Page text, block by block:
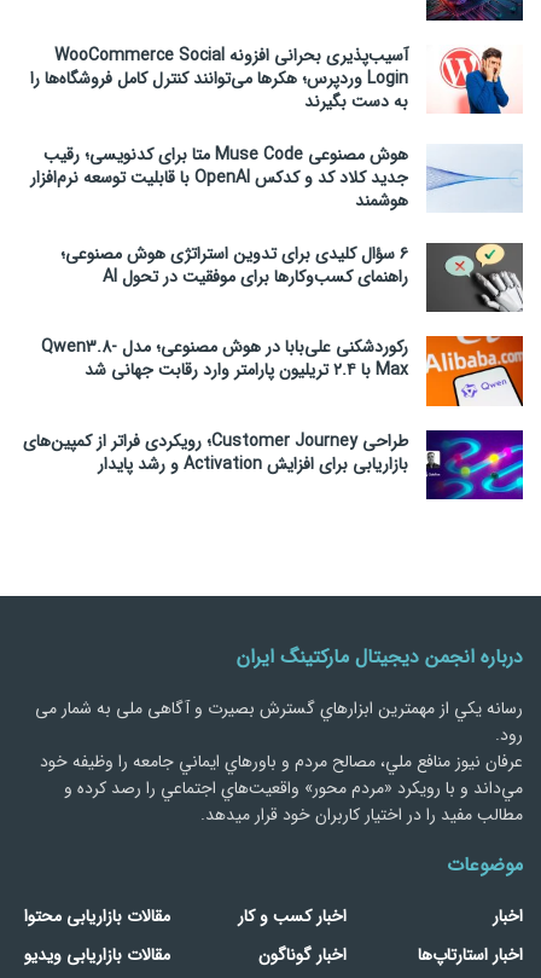
آسیب‌پذیری بحرانی افزونه WooCommerce Social
Login وردپرس؛ هکرها می‌توانند کنترل کامل فروشگاه‌ها را
به دست بگیرند
هوش مصنوعی Muse Code متا برای کدنویسی؛ رقیب
جدید کلاد کد و کدکس OpenAI با قابلیت توسعه نرم‌افزار
هوشمند
۶ سؤال کلیدی برای تدوین استراتژی هوش مصنوعی؛
راهنمای کسب‌وکارها برای موفقیت در تحول AI
رکوردشکنی علی‌بابا در هوش مصنوعی؛ مدل Qwen3.8-
Max با ۲.۴ تریلیون پارامتر وارد رقابت جهانی شد
طراحی Customer Journey؛ رویکردی فراتر از کمپین‌های
بازاریابی برای افزایش Activation و رشد پایدار
درباره انجمن دیجیتال مارکتینگ ایران
رسانه يكي از مهمترین ابزارهاي گسترش بصیرت و آگاهی ملی به شمار می
رود.
عرفان نیوز منافع ملي، مصالح مردم و باورهاي ايماني جامعه را وظيفه خود
مي‌داند و با رويكرد «مردم‌ محور» واقعيت‌هاي اجتماعي را رصد کرده و
مطالب مفید را در اختیار کاربران خود قرار میدهد.
موضوعات
اخبار
اخبار استارتاپ‌ها
اخبار کسب و کار
اخبار گوناگون
مقالات بازاریابی محتوا
مقالات بازاریابی ویدیو